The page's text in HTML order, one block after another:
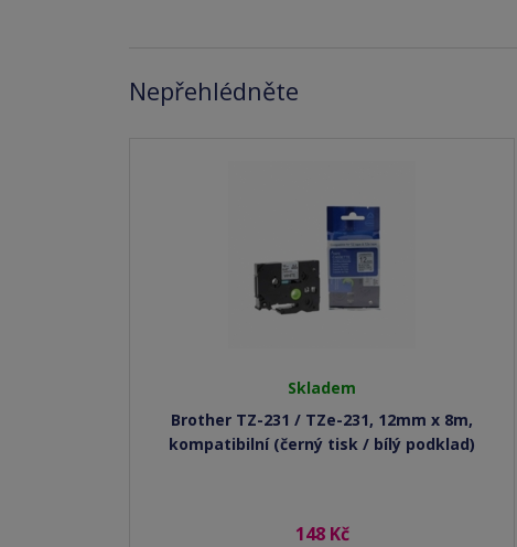
Nepřehlédněte
Skladem
Brother TZ-231 / TZe-231, 12mm x 8m,
kompatibilní (černý tisk / bílý podklad)
148 Kč